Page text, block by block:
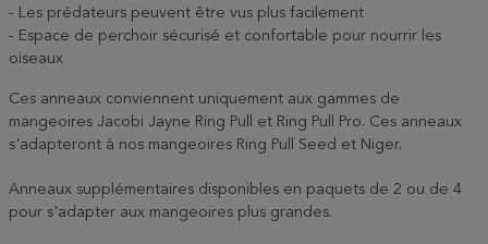
- Les prédateurs peuvent être vus plus facilement
- Espace de perchoir sécurisé et confortable pour nourrir les
oiseaux
Ces anneaux conviennent uniquement aux gammes de
mangeoires Jacobi Jayne Ring Pull et Ring Pull Pro. Ces anneaux
s'adapteront à nos mangeoires Ring Pull Seed et Niger.
Anneaux supplémentaires disponibles en paquets de 2 ou de 4
pour s'adapter aux mangeoires plus grandes.